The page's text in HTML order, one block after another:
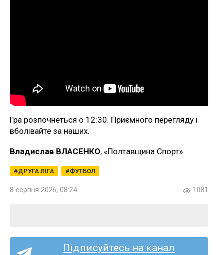
Гра розпочнеться о 12:30. Приємного перегляду і
вболівайте за наших.
Владислав ВЛАСЕНКО, «Полтавщина Спорт»
ДРУГА ЛІГА ФУТБОЛ
8 серпня 2026, 08:24 1081
Підписуйтесь на канал